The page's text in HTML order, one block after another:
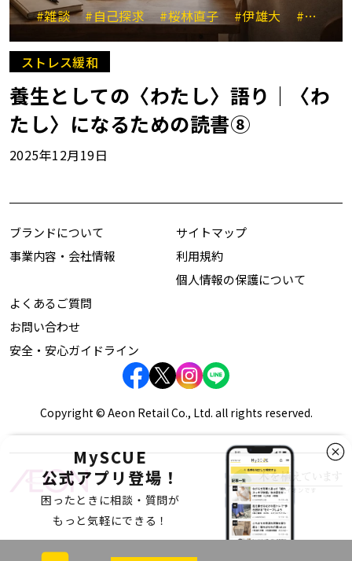
#雑談 #自己探求 #桜林直子 #伊雄大 #キムハナ
ストレス緩和
養生としての〈わたし〉語り｜〈わ
たし〉になるための読書⑧
2025年12月19日
MySCUE
公式アプリ登場！
困ったときに相談・質問が
もっと気軽にできる！
ブランドについて
事業内容・会社情報
サイトマップ
利用規約
個人情報の保護について
よくあるご質問
お問い合わせ
安全・安心ガイドライン
Copyright © Aeon Retail Co., Ltd. all rights reserved.